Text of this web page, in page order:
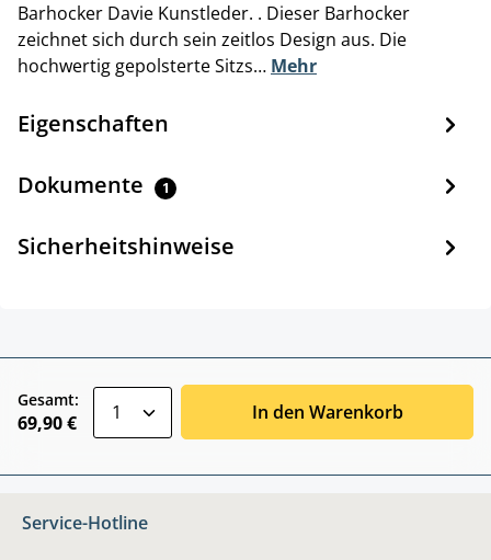
Barhocker Davie Kunstleder. . Dieser Barhocker
zeichnet sich durch sein zeitlos Design aus. Die
hochwertig gepolsterte Sitzs… Mehr
Eigenschaften
Dokumente 1
Sicherheitshinweise
Gesamt:
69,90 € In den Warenkorb
Service-Hotline